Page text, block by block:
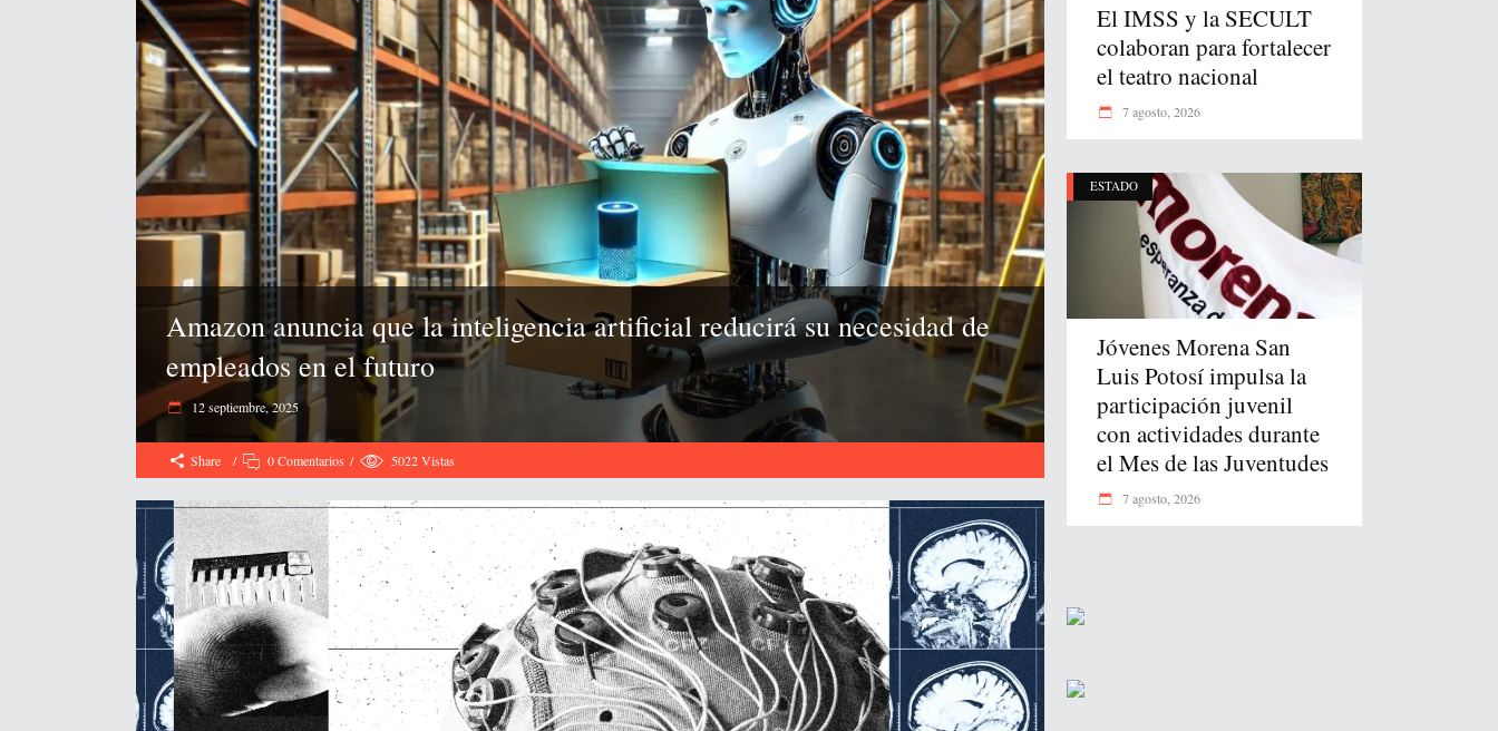
Amazon anuncia que la inteligencia artificial reducirá su necesidad de
empleados en el futuro
12 septiembre, 2025
Share 0 Comentarios 5022Vistas
El IMSS y la SECULT
colaboran para fortalecer
el teatro nacional
7 agosto, 2026
ESTADO
Jóvenes Morena San
Luis Potosí impulsa la
participación juvenil
con actividades durante
el Mes de las Juventudes
7 agosto, 2026